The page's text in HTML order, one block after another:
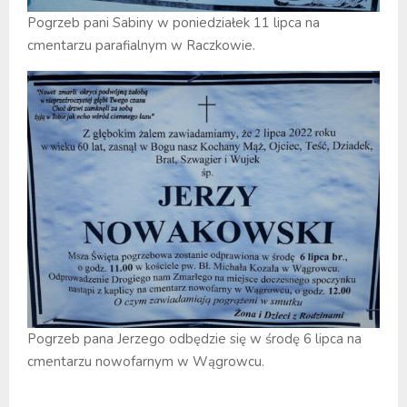
Pogrzeb pani Sabiny w poniedziałek 11 lipca na
cmentarzu parafialnym w Raczkowie.
Pogrzeb pana Jerzego odbędzie się w środę 6 lipca na
cmentarzu nowofarnym w Wągrowcu.